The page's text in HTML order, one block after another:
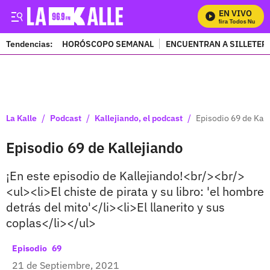
EN VIVO
Mira Todos
Tendencias: HORÓSCOPO SEMANAL ENCUENTRAN A
La Kalle / Podcast / Kallejiando, el podcast / Episodio 69 de
Episodio 69 de Kallejiando
¡En este episodio de Kallejiando!<br/><br/>
<ul><li>El chiste de pirata y su libro: 'el hombre
detrás del mito'</li><li>El llanerito y sus
coplas</li></ul>
69
21 de Septiembre, 2021